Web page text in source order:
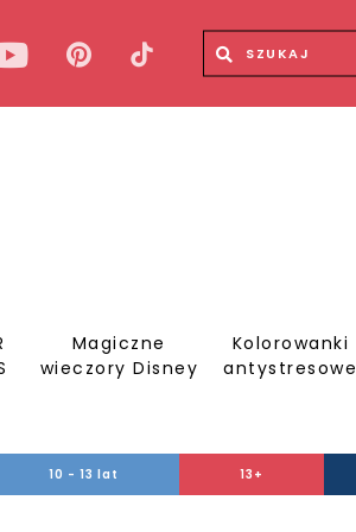
Wyszukiwana fraza
Magiczne
wieczory Disney
Kolorowanki
antystresowe
10 - 13 lat 13+